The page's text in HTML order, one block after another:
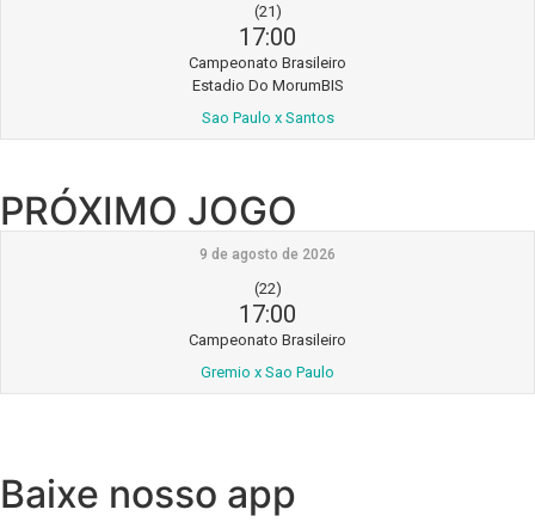
(21)
17:00
Campeonato Brasileiro
Estadio Do MorumBIS
Sao Paulo x Santos
PRÓXIMO JOGO
9 de agosto de 2026
(22)
17:00
Campeonato Brasileiro
Gremio x Sao Paulo
Baixe nosso app